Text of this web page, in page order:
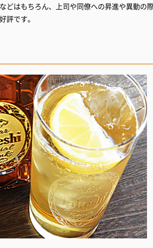
どはもちろん、上司や同僚への昇進や異動の
評です。